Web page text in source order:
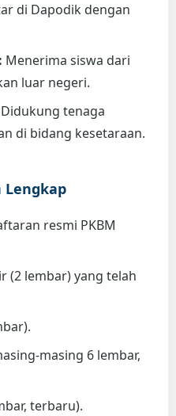
di Dapodik dengan
Menerima siswa dari
luar negeri.
Didukung tenaga
di bidang kesetaraan.
Lengkap
resmi PKBM
(2 lembar) yang telah
masing 6 lembar,
terbaru).